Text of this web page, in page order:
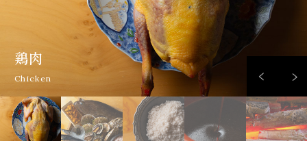
鶏肉
Chicken
魚介
Seafood
塩
Salt
たれ
Sauce
炭
Charcoal